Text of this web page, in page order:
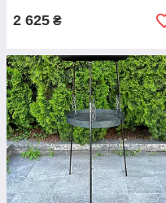
2 625 ₴